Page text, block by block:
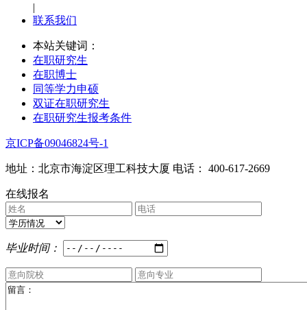
|
联系我们
本站关键词：
在职研究生
在职博士
同等学力申硕
双证在职研究生
在职研究生报考条件
京ICP备09046824号-1
地址：北京市海淀区理工科技大厦 电话： 400-617-2669
在线报名
毕业时间：